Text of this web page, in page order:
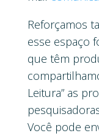
Reforçamos
esse espaço
que têm
Leitura” as
Você pode